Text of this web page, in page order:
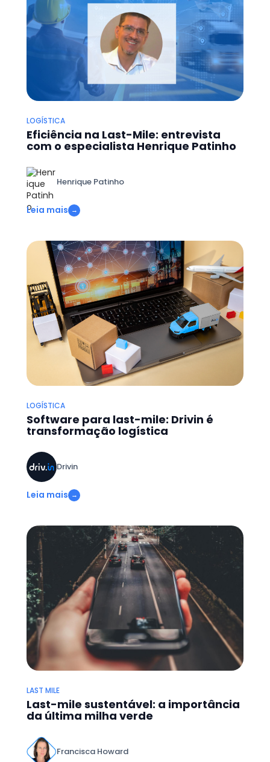
LOGÍSTICA
Eficiência na Last-Mile: entrevista
com o especialista Henrique Patinho
Henrique Patinho
Leia mais →
LOGÍSTICA
Software para last-mile: Drivin é
transformação logística
Drivin
Leia mais →
LAST MILE
Last-mile sustentável: a importância
da última milha verde
Francisca Howard